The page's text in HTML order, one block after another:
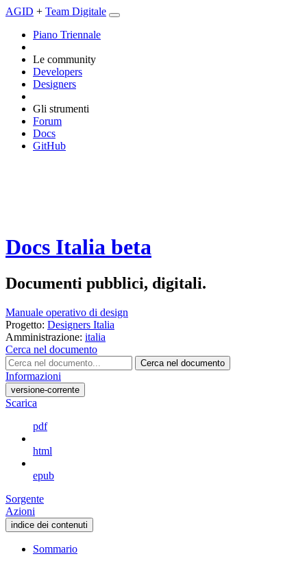
AGID + Team Digitale
Piano Triennale
Le community
Developers
Designers
Gli strumenti
Forum
Docs
GitHub
Docs Italia beta
Documenti pubblici, digitali.
Manuale operativo di design
Progetto: Designers Italia
Amministrazione: italia
Cerca nel documento
Cerca nel documento
Informazioni
versione-corrente
Scarica
pdf
html
epub
Sorgente
Azioni
indice dei contenuti
Sommario